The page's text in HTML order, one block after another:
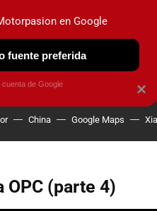
OBSERVATORIO
China Google Maps
OPC (parte 4)
×
en Google
fuente preferida
de Google